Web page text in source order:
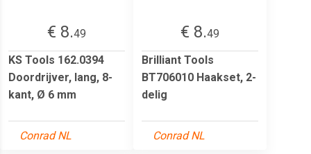
€ 8.49
KS Tools 162.0394
Doordrijver, lang, 8-
kant, Ø 6 mm
Conrad NL
€ 8.49
Brilliant Tools
BT706010 Haakset, 2-
delig
Conrad NL